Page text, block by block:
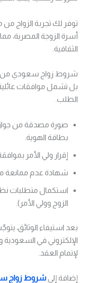
توفر لك تجربة الزواج
أسرة الزوجة المصرية،
الثقافية.
شروط زواج سعودي من
بل تشمل موافقات
الطلب.
صورة مصدقة من
بطاقة الهوية.
إقرار ولي الأمر
شهادة عدم ممانعة
استكمال متطلبات
الزوج وولي الأمر).
بعد استيفاء الوثائق،
الإلكتروني في
لإتمام العقد.
إضافة إلىشروط زواج